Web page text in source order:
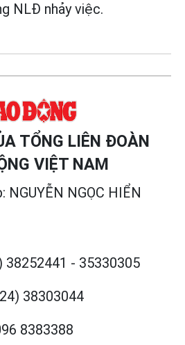
NLĐ nhảy việc.
TỔNG LIÊN ĐOÀN
VIỆT NAM
NGUYỄN NGỌC HIỂN
38252441 - 35330305
38303044
8383388